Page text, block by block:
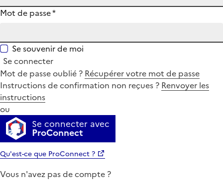
Mot de passe*
Se souvenir de moi
Se connecter
Mot de passe oublié ? Récupérer votre mot de passe
Instructions de confirmation non reçues ? Renvoyer les
instructions
ou
Se connecter avec
ProConnect
Qu'est-ce que ProConnect ?
Vous n'avez pas de compte ?